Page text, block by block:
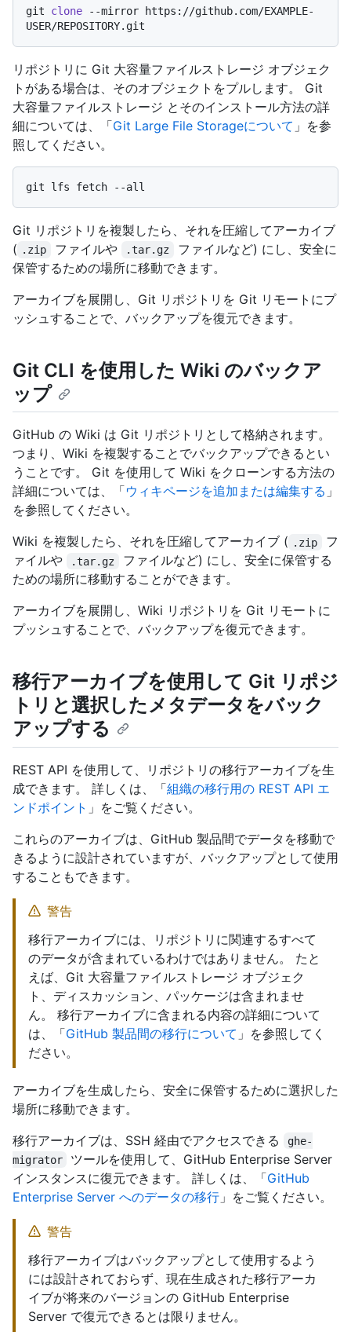
git clone --mirror https://github.com/EXAMPLE-
リポジトリに Git 大容量ファイルストレージ オブジェク
トがある場合は、そのオブジェクトをプルします。 Git
大容量ファイルストレージ とそのインストール方法の詳
細については、「Git Large File Storageについて 」を参
照してください。
Git リポジトリを複製したら、それを圧縮してアーカイブ
( .zip ファイルや .tar.gz
ファイルなど) にし、安全に
保管するための場所に移動できます。
アーカイブを展開し、Git リポジトリを Git リモートにプ
ッシュすることで、バックアップを復元できます。
Git CLI を使用した Wiki のバックア
ップ
GitHub の Wiki は Git リポジトリとして格納されます。
つまり、Wiki を複製することでバックアップできるとい
うことです。 Git を使用して Wiki をクローンする方法の
詳細については、「ウィキページを追加または編集する 」
を参照してください。
Wiki を複製したら、それを圧縮してアーカイブ ( .zip
フ
ァイルや
.tar.gz
ファイルなど) にし、安全に保管する
ための場所に移動することができます。
アーカイブを展開し、Wiki リポジトリを Git リモートに
プッシュすることで、バックアップを復元できます。
移行アーカイブを使用して Git リポジ
トリと選択したメタデータをバック
アップする
REST API を使用して、リポジトリの移行アーカイブを生
成できます。 詳しくは、「組織の移行用の REST API エ
ンドポイント 」をご覧ください。
これらのアーカイブは、GitHub 製品間でデータを移動で
きるように設計されていますが、バックアップとして使用
することもできます。
警告
移行アーカイブには、リポジトリに関連するすべて
のデータが含まれているわけではありません。 たと
えば、Git 大容量ファイルストレージ オブジェク
ト、ディスカッション、パッケージは含まれませ
ん。 移行アーカイブに含まれる内容の詳細について
は、「GitHub 製品間の移行について 」を参照してく
ださい。
アーカイブを生成したら、安全に保管するために選択した
場所に移動できます。
移行アーカイブは、SSH 経由でアクセスできる
ghe-
migrator
ツールを使用して、GitHub Enterprise Server
インスタンスに復元できます。 詳しくは、「GitHub
Enterprise Server へのデータの移行 」をご覧ください。
警告
移行アーカイブはバックアップとして使用するよう
には設計されておらず、現在生成された移行アーカ
イブが将来のバージョンの GitHub Enterprise
Server で復元できるとは限りません。